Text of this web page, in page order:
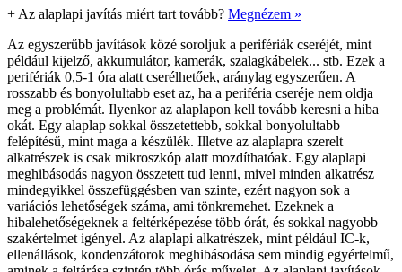
+ Az alaplapi javítás miért tart tovább? Megnézem »
Az egyszerűbb javítások közé soroljuk a perifériák cseréjét, mint
például kijelző, akkumulátor, kamerák, szalagkábelek... stb. Ezek a
perifériák 0,5-1 óra alatt cserélhetőek, aránylag egyszerűen. A
rosszabb és bonyolultabb eset az, ha a periféria cseréje nem oldja
meg a problémát. Ilyenkor az alaplapon kell tovább keresni a hiba
okát. Egy alaplap sokkal összetettebb, sokkal bonyolultabb
felépítésű, mint maga a készülék. Illetve az alaplapra szerelt
alkatrészek is csak mikroszkóp alatt mozdíthatóak. Egy alaplapi
meghibásodás nagyon összetett tud lenni, mivel minden alkatrész
mindegyikkel összefüggésben van szinte, ezért nagyon sok a
variációs lehetőségek száma, ami tönkremehet. Ezeknek a
hibalehetőségeknek a feltérképezése több órát, és sokkal nagyobb
szakértelmet igényel. Az alaplapi alkatrészek, mint például IC-k,
ellenállások, kondenzátorok meghibásodása sem mindig egyértelmű,